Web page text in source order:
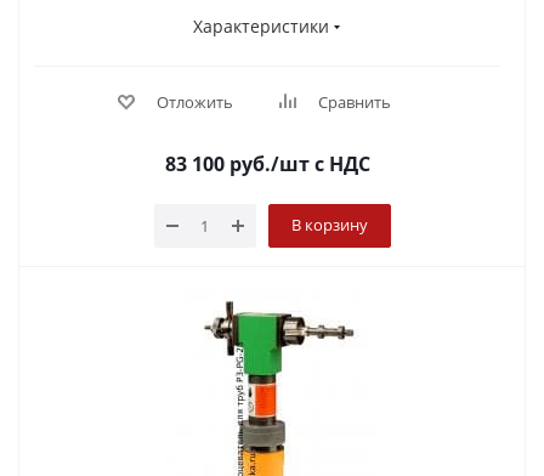
Характеристики
Отложить Сравнить
83 100 руб./штс НДС
В корзину